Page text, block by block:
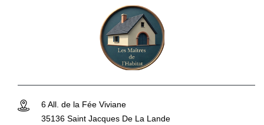
6 All. de la Fée Viviane
35136 Saint Jacques De La Lande